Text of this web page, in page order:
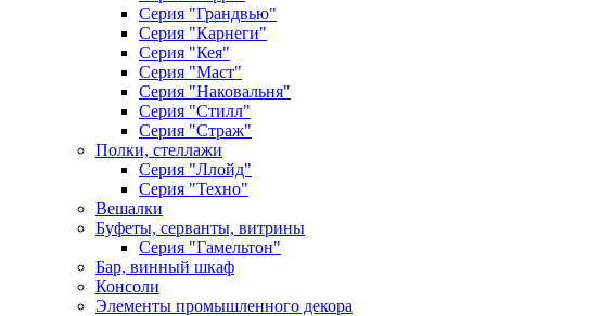
Серия "Грандвью"
Серия "Карнеги"
Серия "Кея"
Серия "Маст"
Серия "Наковальня"
Серия "Стилл"
Серия "Страж"
Полки, стеллажи
Серия "Ллойд"
Серия "Техно"
Вешалки
Буфеты, серванты, витрины
Серия "Гамельтон"
Бар, винный шкаф
Консоли
Элементы промышленного декора